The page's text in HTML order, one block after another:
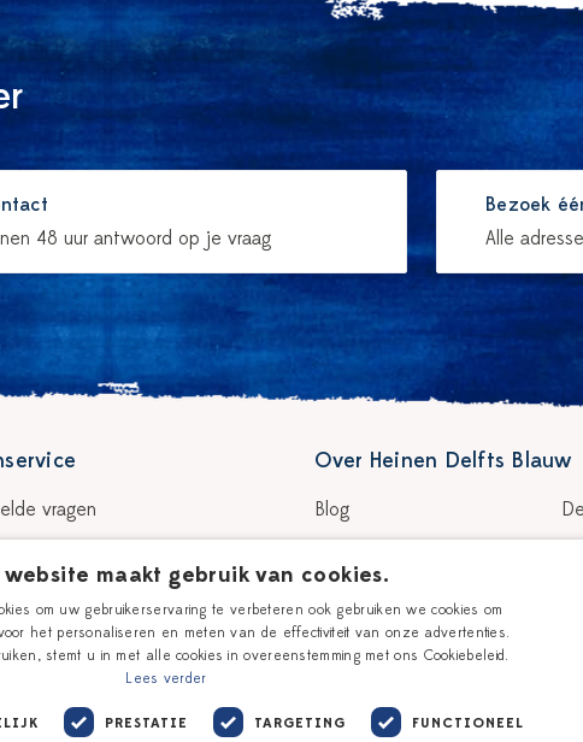
48 uur antwoord op je vraag
Bezoek
Alle
vragen
garantie
Over Heinen Delfts Blauw
Blog
Onze plateelschilders
Winkels
website maakt gebruik van cookies.
om uw gebruikerservaring te verbeteren ook gebruiken we cookies om
het personaliseren en meten van de effectiviteit van onze advertenties.
stemt u in met alle cookies in overeenstemming met ons Cookiebeleid.
Lees verder
PRESTATIE TARGETING FUNCTIONEEL